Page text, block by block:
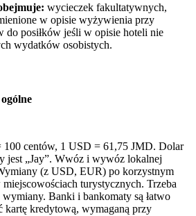
wycieczek fakultatywnych,
w opisie wyżywienia przy
do posiłków jeśli w opisie hoteli nie
wydatków osobistych.
100 centów, 1 USD = 61,75 JMD. Dolar
jest „Jay”. Wwóz i wywóz lokalnej
(z USD, EUR) po korzystnym
turystycznych. Trzeba
Banki i bankomaty są łatwo
kartę kredytową, wymaganą przy